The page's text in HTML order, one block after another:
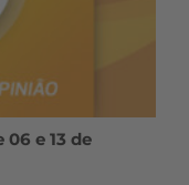
e 13 de